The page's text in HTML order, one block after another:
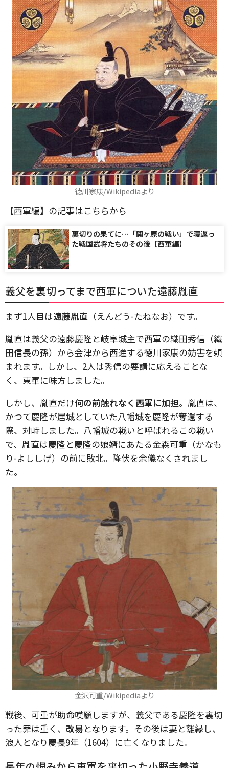
徳川家康/Wikipediaより
【西軍編】の記事はこちらから
裏切りの果てに…「関ヶ原の戦い」で寝返っ
た戦国武将たちのその後【西軍編】
義父を裏切ってまで西軍についた遠藤胤直
まず1人目は遠藤胤直 （えんどう-たねなお）です。
胤直は義父の遠藤慶隆と岐阜城主で西軍の織田秀信（織
田信長の孫）から会津から西進する徳川家康の妨害を頼
まれます。しかし、2人は秀信の要請に応えることな
く、東軍に味方しました。
しかし、胤直だけ何の前触れなく西軍に加担。胤直は、
かつて慶隆が居城としていた八幡城を慶隆が奪還する
際、対峙しました。八幡城の戦いと呼ばれるこの戦い
で、胤直は慶隆と慶隆の娘婿にあたる金森可重（かなも
り-よししげ）の前に敗北。降伏を余儀なくされまし
た。
金沢可重/Wikipediaより
戦後、可重が助命嘆願しますが、義父である慶隆を裏切
った罪は重く、 改易となります。その後は妻と離縁し、
浪人となり慶長9年（1604）に亡くなりました。